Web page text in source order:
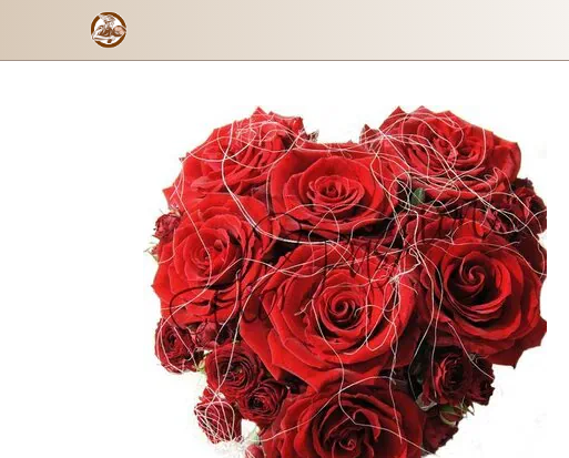
One Love Formulario de pago